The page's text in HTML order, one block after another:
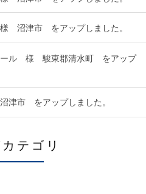
沼津市 をアップしました。
ール 様 駿東郡清水町 をアップ
市 をアップしました。
テゴリ